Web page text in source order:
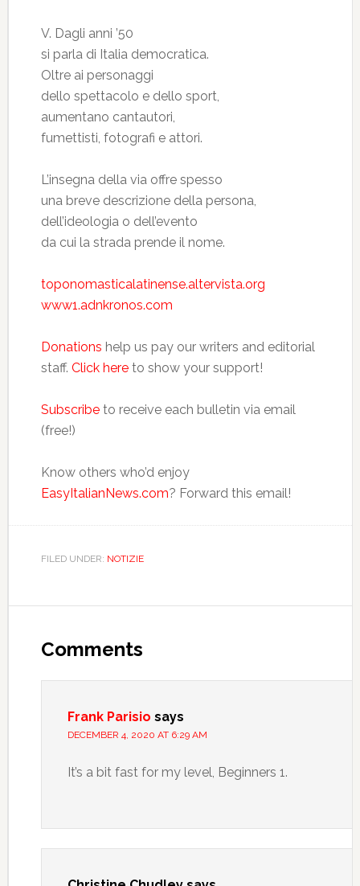
V. Dagli anni ’50
si parla di Italia democratica.
Oltre ai personaggi
dello spettacolo e dello sport,
aumentano cantautori,
fumettisti, fotografi e attori.
L’insegna della via offre spesso
una breve descrizione della persona,
dell’ideologia o dell’evento
da cui la strada prende il nome.
toponomasticalatinense.altervista.org
www1.adnkronos.com
Donations help us pay our writers and editorial
staff. Click hereto show your support!
Subscribeto receive each bulletin via email
(free!)
Know others who’d enjoy
EasyItalianNews.com? Forward this email!
FILED UNDER: NOTIZIE
Comments
Frank Parisio says
DECEMBER 4, 2020 AT 6:29 AM
It’s a bit fast for my level, Beginners 1.